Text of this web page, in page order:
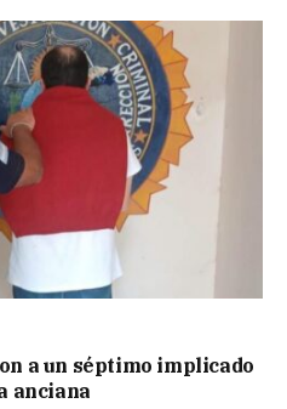
a un séptimo implicado
anciana